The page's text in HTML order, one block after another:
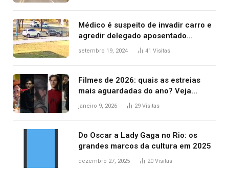
Médico é suspeito de invadir carro e
agredir delegado aposentado
durante confusão no trânsito
setembro 19, 2024 41 Visitas
Filmes de 2026: quais as estreias
mais aguardadas do ano? Veja
principais lançamentos do cinema
janeiro 9, 2026 29 Visitas
Do Oscar a Lady Gaga no Rio: os
grandes marcos da cultura em 2025
dezembro 27, 2025 20 Visitas